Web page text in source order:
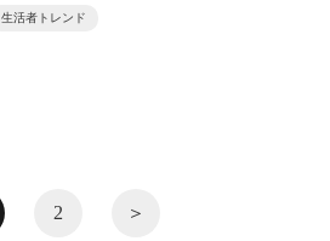
生活者トレンド
2 ＞